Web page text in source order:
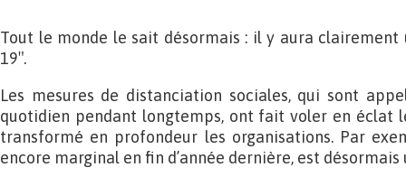
Tout le monde le sait désormais : il y aura clairement
19″.
Les mesures de distanciation sociales, qui sont
quotidien pendant longtemps, ont fait voler en éclat
transformé en profondeur les organisations. Par
encore marginal en fin d’année dernière, est